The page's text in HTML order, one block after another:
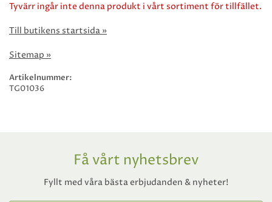
Tyvärr ingår inte denna produkt i vårt sortiment för tillfället.
Till butikens startsida »
Sitemap »
Artikelnummer:
TG01036
Få vårt nyhetsbrev
Fyllt med våra bästa erbjudanden & nyheter!